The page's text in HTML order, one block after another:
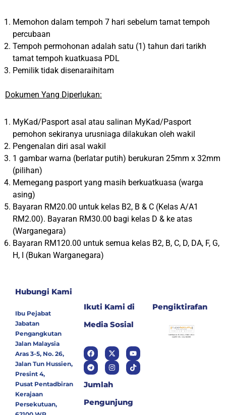
Memohon dalam tempoh 7 hari sebelum tamat tempoh
percubaan
Tempoh permohonan adalah satu (1) tahun dari tarikh
tamat tempoh kuatkuasa PDL
Pemilik tidak disenaraihitam
Dokumen Yang Diperlukan:
MyKad/Pasport asal atau salinan MyKad/Pasport
pemohon sekiranya urusniaga dilakukan oleh wakil
Pengenalan diri asal wakil
1 gambar warna (berlatar putih) berukuran 25mm x 32mm
(pilihan)
Memegang pasport yang masih berkuatkuasa (warga
asing)
Bayaran RM20.00 untuk kelas B2, B & C (Kelas A/A1
RM2.00). Bayaran RM30.00 bagi kelas D & ke atas
(Warganegara)
Bayaran RM120.00 untuk semua kelas B2, B, C, D, DA, F, G,
H, I (Bukan Warganegara)
Hubungi Kami
Ibu Pejabat
Jabatan
Pengangkutan
Jalan Malaysia
Aras 3-5, No. 26,
Jalan Tun Hussien,
Presint 4,
Pusat Pentadbiran
Kerajaan
Persekutuan,
Ikuti Kami di
Media Sosial
Jumlah
Pengunjung
Pengiktirafan